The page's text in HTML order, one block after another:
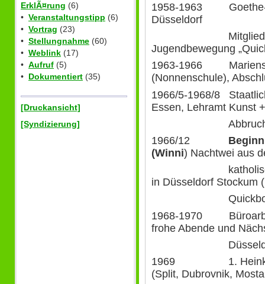
ErklÃ¤rung (6)
• Veranstaltungstipp (6)
• Vortrag (23)
• Stellungnahme (60)
• Weblink (17)
• Aufruf (5)
• Dokumentiert (35)
[Druckansicht]
[Syndizierung]
1958-1963 Goethe-
Düsseldorf
Mitglied in der
Jugendbewegung
1963-1966
(Nonnenschule),
1966/5-1968/8
Essen, Lehramt Kunst
Abbruch
1966/12
(Winni) Nachtwei aus
katholischen
in Düsseldorf Stockum
1968-1970
frohe Abende und
Düsseldorfer
1969 1. Heinkel-
(Split, Dubrovnik,